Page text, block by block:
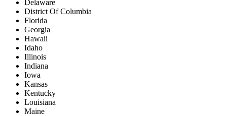
Delaware
District Of Columbia
Florida
Georgia
Hawaii
Idaho
Illinois
Indiana
Iowa
Kansas
Kentucky
Louisiana
Maine